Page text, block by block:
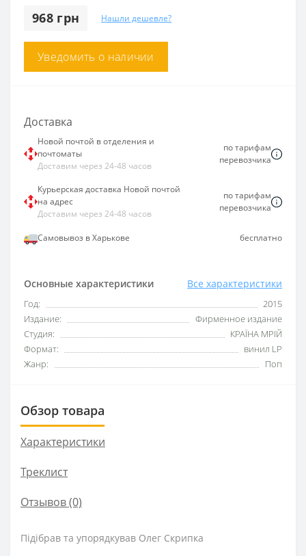
968 грн Нашли дешевле?
Уведомить о наличии
Основные характеристики Все характеристики
Год:
2015
Издание:
Фирменное издание
Студия:
КРАЇНА МРІЙ
Формат:
винил LP
Жанр:
Поп
Доставка
Новой почтой в отделения и
почтоматы
Доставим через 24-48 часов
по тарифам
перевозчика
Курьерская доставка Новой почтой
на адрес
Доставим через 24-48 часов
по тарифам
перевозчика
Самовывоз в Харькове бесплатно
Обзор товара
Характеристики
Треклист
Отзывов (0)
Підібрав та упорядкував Олег Скрипка